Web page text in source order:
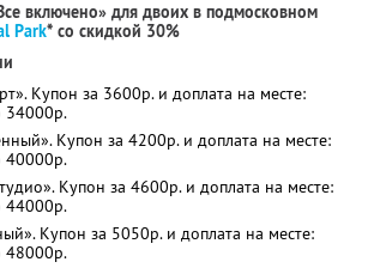
включено» для двоих в подмосковном
Park* со скидкой 30%
Купон за 3600р. и доплата на месте:
34000р.
Купон за 4200р. и доплата на месте:
40000р.
Купон за 4600р. и доплата на месте:
44000р.
Купон за 5050р. и доплата на месте:
48000р.